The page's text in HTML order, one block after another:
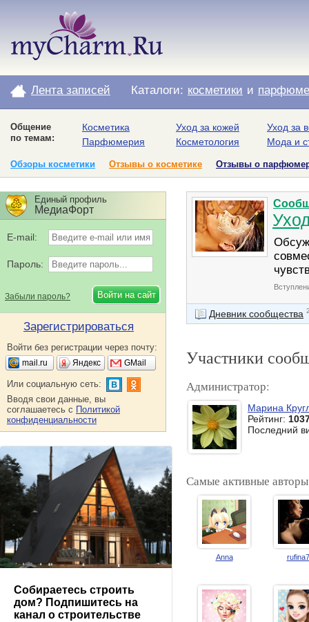
Лента записей Каталоги: косметики и
Общение
по темам:
Косметика
Парфюмерия
Уход за кожей
Косметология
Уход за
Мода и
Обзоры косметики Отзывы о косметике Отзывы о
Дневник сообщества
Участники
Администратор:
Марина
Рейтинг:
Последний
Самые активные
Anna
Единый профиль
МедиаФорт
E-mail:
Пароль:
Забыли пароль?
Зарегистрироваться
Войти без регистрации через почту:
mail.ru Яндекс GMail
Или социальную сеть:
Вводя свои данные, вы
соглашаетесь с Политикой
конфиденциальности
Собираетесь строить
дом? Подпишитесь на
канал о строительстве